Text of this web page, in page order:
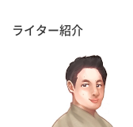
ライター紹介